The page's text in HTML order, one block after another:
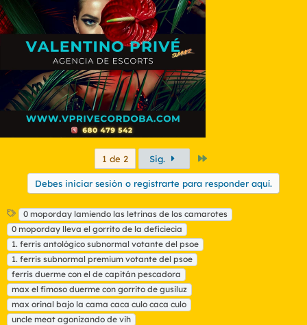
o
n
e
1 de 2 Sig.
Debes iniciar sesión o registrarte para responder aquí.
E
t
i
q
u
e
t
a
s
0 moporday lamiendo las letrinas de los camarotes
0 moporday lleva el gorrito de la deficiecia
1. ferris antológico subnormal votante del psoe
1. ferris subnormal premium votante del psoe
ferris duerme con el de capitán pescadora
max el fimoso duerme con gorrito de gusiluz
max orinal bajo la cama caca culo caca culo
uncle meat agonizando de vih